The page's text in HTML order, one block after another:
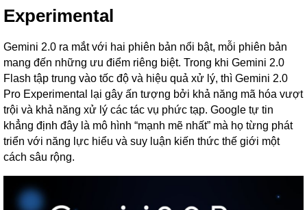
Experimental
Gemini 2.0 ra mắt với hai phiên bản nổi bật, mỗi phiên bản
mang đến những ưu điểm riêng biệt. Trong khi Gemini 2.0
Flash tập trung vào tốc độ và hiệu quả xử lý, thì Gemini 2.0
Pro Experimental lại gây ấn tượng bởi khả năng mã hóa vượt
trội và khả năng xử lý các tác vụ phức tạp. Google tự tin
khẳng định đây là mô hình “mạnh mẽ nhất” mà họ từng phát
triển với năng lực hiểu và suy luận kiến thức thế giới một
cách sâu rộng.